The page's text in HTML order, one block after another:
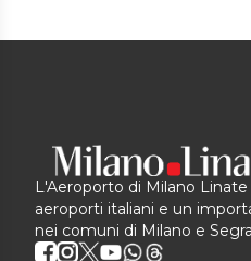
L'Aeroporto di Milano
aeroporti italiani e un
nei comuni di Milano e